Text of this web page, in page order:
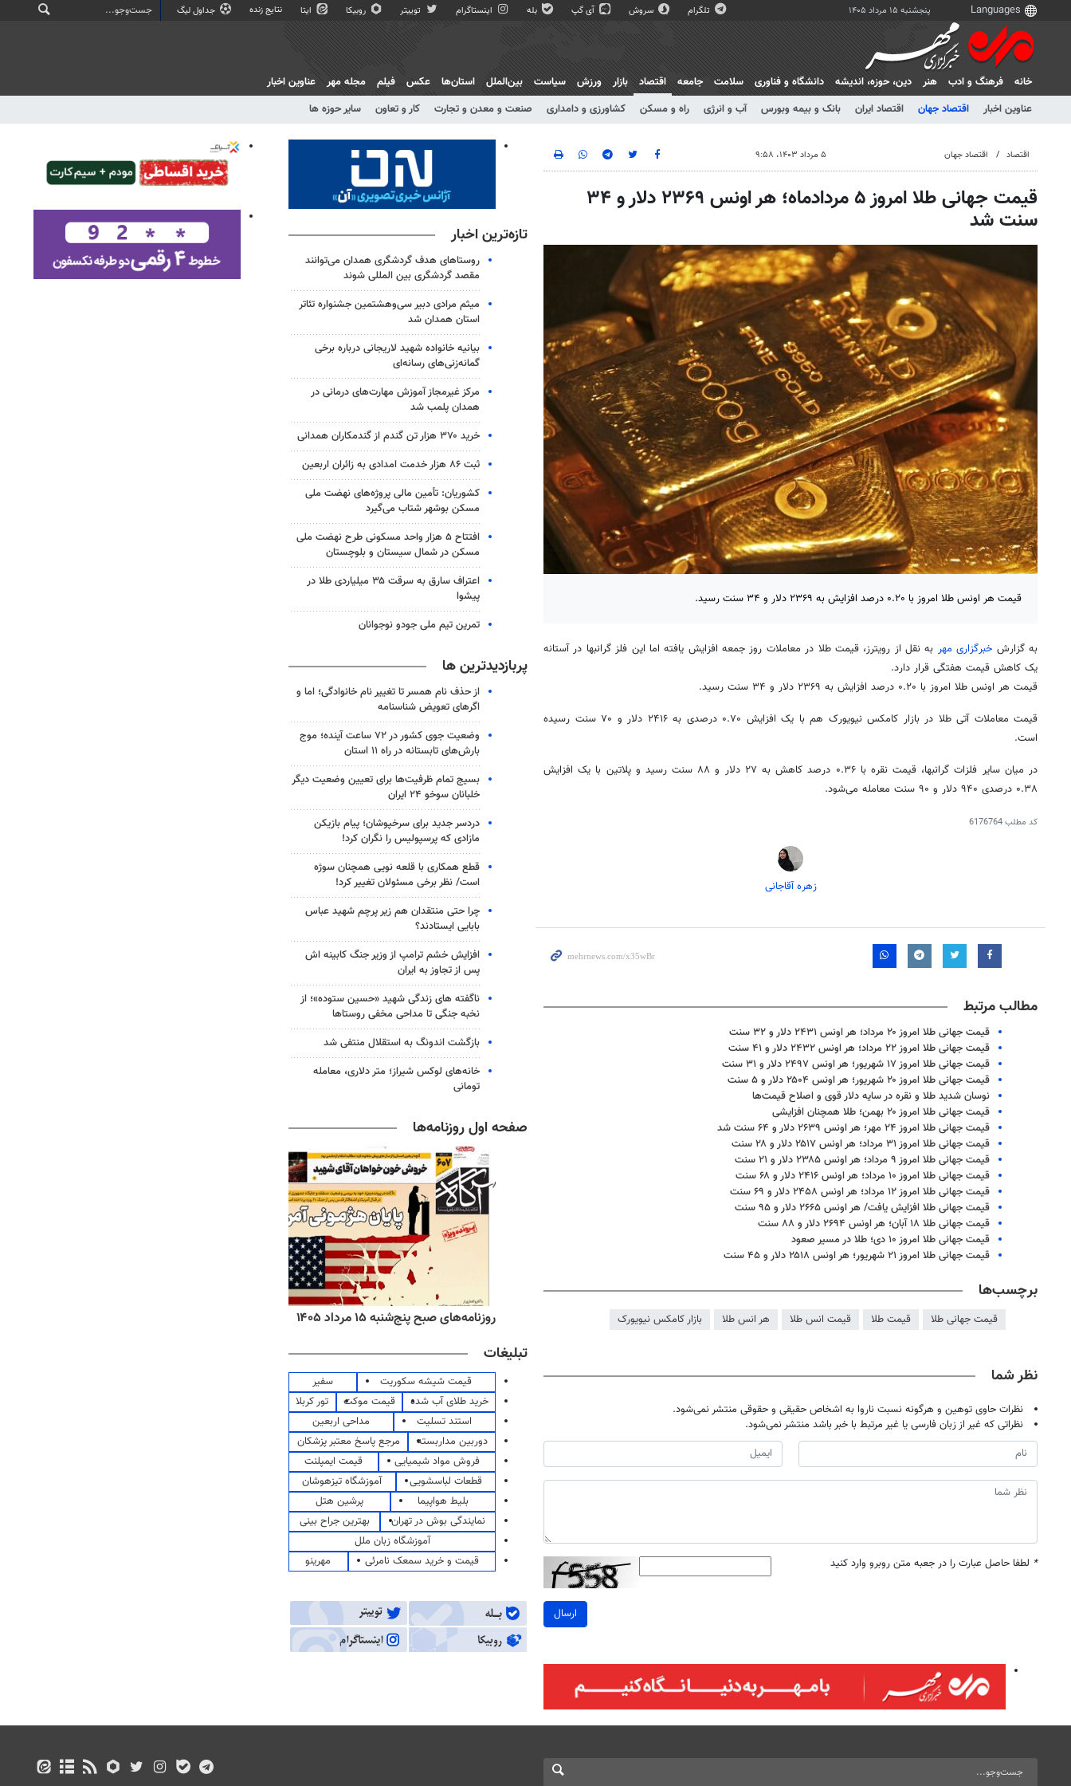
پنجشنبه ۱۵ مرداد ۱۴۰۵ تلگرام سروش آی گپ بله اینستاگرام توییتر روبیکا ایتا نتایج زنده جداول لیگ
خانه فرهنگ و ادب هنر دين، حوزه، انديشه دانشگاه و فناوری سلامت جامعه
اقتصاد
عناوین اخبار
اقتصاد جهان اقتصاد ایران بانک و بیمه وبورس آب و انرژی راه و مسکن کشاورزی و دامداری صنعت و معدن و تجارت کار و تعاون سایر حوزه ها
بازار ورزش سیاست بین‌الملل استان‌ها عکس فیلم مجله مهر عناوین اخبار
اقتصاد اقتصاد جهان ۵ مرداد ۱۴۰۳، ۹:۵۸
قیمت جهانی طلا امروز ۵ مردادماه؛ هر اونس ۲۳۶۹ دلار و ۳۴
سنت شد
قیمت هر اونس طلا امروز با ۰.۲۰ درصد افزایش به ۲۳۶۹ دلار و ۳۴ سنت رسید.
به گزارش خبرگزاری مهر به نقل از رویترز، قیمت طلا در معاملات روز جمعه افزایش یافته اما این فلز گرانبها در آستانه
یک کاهش قیمت هفتگی قرار دارد.
قیمت هر اونس طلا امروز با ۰.۲۰ درصد افزایش به ۲۳۶۹ دلار و ۳۴ سنت رسید.
قیمت معاملات آتی طلا در بازار کامکس
نیویورک هم با یک افزایش ۰.۷۰ درصدی به ۲۴۱۶ دلار و ۷۰ سنت رسیده
است.
در میان سایر فلزات گرانبها، قیمت نقره با ۰.۳۶ درصد کاهش به ۲۷ دلار و ۸۸ سنت رسید و پلاتین با یک افزایش
۰.۳۸ درصدی ۹۴۰ دلار و ۹۰ سنت معامله می‌شود.
کد مطلب6176764
زهره آقاجانی
مطالب مرتبط
قیمت جهانی طلا امروز ۲۰ مرداد؛ هر اونس ۲۴۳۱ دلار و ۳۲ سنت
قیمت جهانی طلا امروز ۲۲ مرداد؛ هر اونس ۲۴۳۲ دلار و ۴۱ سنت
قیمت جهانی طلا امروز ۱۷ شهریور؛ هر اونس ۲۴۹۷ دلار و ۳۱ سنت
قیمت جهانی طلا امروز ۲۰ شهریور؛ هر اونس ۲۵۰۴ دلار و ۵ سنت
نوسان شدید طلا و نقره در سایه دلار قوی و اصلاح قیمت‌ها
قیمت جهانی طلا امروز ۲۰ بهمن؛ طلا همچنان افزایشی
قیمت جهانی طلا امروز ۲۴ مهر؛ هر اونس ۲۶۳۹ دلار و ۶۴ سنت شد
قیمت جهانی طلا امروز ۳۱ مرداد؛ هر اونس ۲۵۱۷ دلار و ۲۸ سنت
قیمت جهانی طلا امروز ۹ مرداد؛ هر اونس ۲۳۸۵ دلار و ۲۱ سنت
قیمت جهانی طلا امروز ۱۰ مرداد؛ هر اونس ۲۴۱۶ دلار و ۶۸ سنت
قیمت جهانی طلا امروز ۱۲ مرداد؛ هر اونس ۲۴۵۸ دلار و ۶۹ سنت
قیمت جهانی طلا افزایش یافت/ هر اونس ۲۶۶۵ دلار و ۹۵ سنت
قیمت جهانی طلا ۱۸ آبان؛ هر اونس ۲۶۹۴ دلار و ۸۸ سنت
قیمت جهانی طلا امروز ۱۰ دی؛ طلا در مسیر صعود
قیمت جهانی طلا امروز ۲۱ شهریور؛ هر اونس ۲۵۱۸ دلار و ۴۵ سنت
برچسب‌ها
قیمت جهانی طلا قیمت طلا قیمت انس طلا هر انس طلا بازار کامکس نیویورک
نظر شما
نظرات حاوی توهین و هرگونه نسبت ناروا به اشخاص حقیقی و حقوقی منتشر نمی‌شود.
نظراتی که غیر از زبان فارسی یا غیر مرتبط با خبر باشد منتشر نمی‌شود.
* لطفا حاصل عبارت را در جعبه متن روبرو وارد کنید
ارسال
تازه‌ترین اخبار
روستاهای هدف گردشگری همدان می‌توانند
مقصد گردشگری بین المللی شوند
میثم مرادی دبیر سی‌وهشتمین جشنواره تئاتر
استان همدان شد
بیانیه خانواده شهید لاریجانی درباره برخی
گمانه‌زنی‌های رسانه‌ای
مرکز غیرمجاز آموزش مهارت‌های درمانی در
همدان پلمب شد
خرید ۳۷۰ هزار تن گندم از گندمکاران همدانی
ثبت ۸۶ هزار خدمت امدادی به زائران اربعین
کشوریان: تأمین مالی پروژه‌های نهضت ملی
مسکن بوشهر شتاب می‌گیرد
افتتاح ۵ هزار واحد مسکونی طرح نهضت ملی
مسکن در شمال سیستان و بلوچستان
اعتراف سارق به سرقت ۳۵ میلیاردی طلا در
پیشوا
تمرین تیم ملی جودو نوجوانان
پربازدیدترین ها
از حذف نام همسر تا تغییر نام خانوادگی؛ اما و
اگرهای تعویض شناسنامه
وضعیت جوی کشور در ۷۲ ساعت آینده؛ موج
بارش‌های تابستانه در راه ۱۱ استان
بسیج تمام ظرفیت‌ها برای تعیین وضعیت دیگر
خلبانان سوخو ۲۴ ایران
دردسر جدید برای سرخپوشان؛ پیام بازیکن
مازادی که پرسپولیس را نگران کرد!
قطع همکاری با قلعه نویی همچنان سوژه
است/ نظر برخی مسئولان تغییر کرد!
چرا حتی منتقدان هم زیر پرچم شهید عباس
بابایی ایستادند؟
افزایش خشم ترامپ از وزیر جنگ کابینه اش
پس از تجاوز به ایران
ناگفته های زندگی شهید «حسین ستوده»؛ از
نخبه جنگی تا مداحی مخفی روستاها
بازگشت اندونگ به استقلال منتفی شد
خانه‌های لوکس شیراز؛ متر دلاری، معامله
تومانی
صفحه اول روزنامه‌ها
روزنامه‌های ورزشی پنج‌شنبه ۱۵ مرداد ۱۴۰۵ روزنامه‌های اقتصادی پنج‌شنبه ۱۵ مرداد ۱۴۰۵ روزنامه‌های صبح پنج‌شنبه ۱۵ مرداد ۱۴۰۵
تبلیغات
قیمت شیشه سکوریت
سفیر
خرید طلای آب شده
قیمت موکت
تور کربلا
استند تسلیت
مداحی اربعین
دوربین مداربسته
مرجع پاسخ معتبر پزشکان
فروش مواد شیمیایی
قیمت ایمپلنت
قطعات لباسشویی
آموزشگاه تیزهوشان
بلیط هواپیما
پرشین هتل
نمایندگی بوش در تهران
بهترین جراح بینی
آموزشگاه زبان ملل
قیمت و خرید سمعک نامرئی
مهرینو